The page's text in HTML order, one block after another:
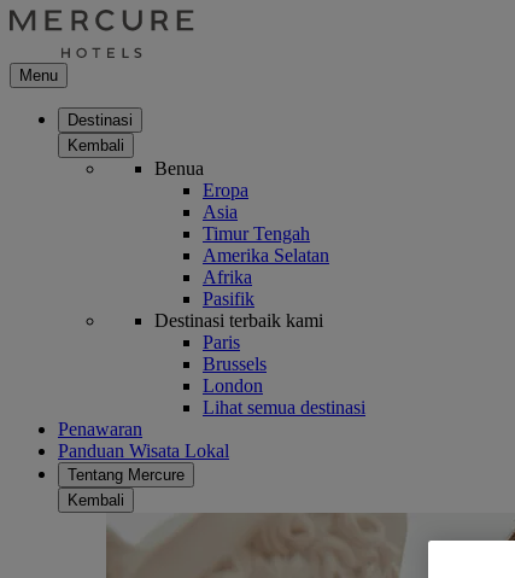
Menu
Destinasi
Kembali
Benua
Eropa
Asia
Timur Tengah
Amerika Selatan
Afrika
Pasifik
Destinasi terbaik kami
Paris
Brussels
London
Lihat semua destinasi
Penawaran
Panduan Wisata Lokal
Tentang Mercure
Kembali